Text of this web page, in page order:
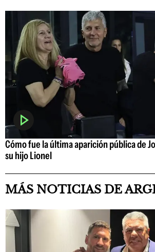
Cómo fue la última aparición pública de
su hijo Lionel
MÁS NOTICIAS DE